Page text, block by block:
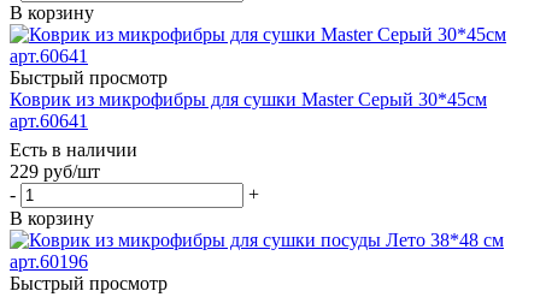
В корзину
Быстрый просмотр
Коврик из микрофибры для сушки Master Серый 30*45см
арт.60641
Есть в наличии
229 руб/шт
-
+
В корзину
Быстрый просмотр